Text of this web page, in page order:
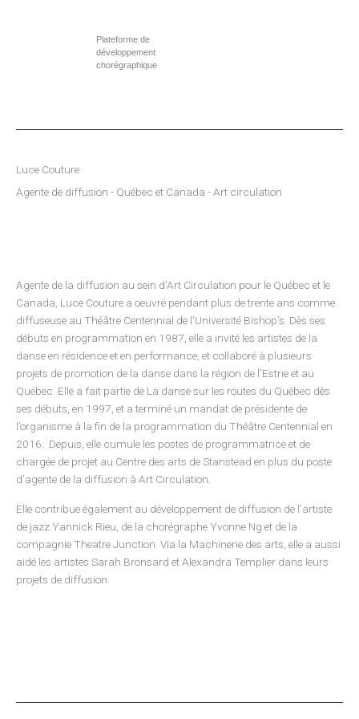
Plateforme de
développement
chorégraphique
Luce Couture
Agente de diffusion - Québec et Canada - Art circulation
Agente de la diffusion au sein d’Art Circulation pour le Québec et le
Canada, Luce Couture a oeuvré pendant plus de trente ans comme
diffuseuse au Théâtre Centennial de l’Université Bishop’s. Dès ses
débuts en programmation en 1987, elle a invité les artistes de la
danse en résidence et en performance, et collaboré à plusieurs
projets de promotion de la danse dans la région de l’Estrie et au
Québec. Elle a fait partie de La danse sur les routes du Québec dès
ses débuts, en 1997, et a terminé un mandat de présidente de
l’organisme à la fin de la programmation du Théâtre Centennial en
2016. Depuis, elle cumule les postes de programmatrice et de
chargée de projet au Centre des arts de Stanstead en plus du poste
d’agente de la diffusion à Art Circulation.
Elle contribue également au développement de diffusion de l’artiste
de jazz Yannick Rieu, de la chorégraphe Yvonne Ng et de la
compagnie Theatre Junction. Via la Machinerie des arts, elle a aussi
aidé les artistes Sarah Bronsard et Alexandra Templier dans leurs
projets de diffusion.